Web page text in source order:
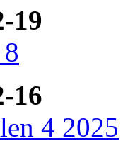
19
16
4 2025